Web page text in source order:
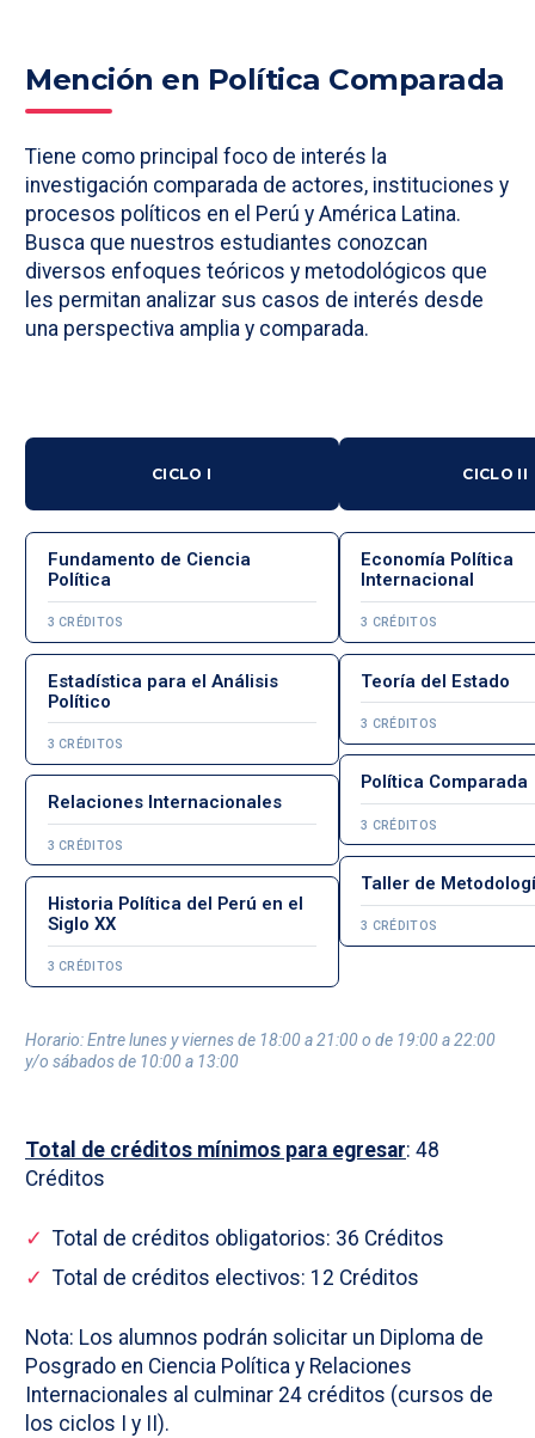
Mención en Política Comparada
Tiene como principal foco de interés la
investigación comparada de actores, instituciones y
procesos políticos en el Perú y América Latina.
Busca que nuestros estudiantes conozcan
diversos enfoques teóricos y metodológicos que
les permitan analizar sus casos de interés desde
una perspectiva amplia y comparada.
CICLO I
Fundamento de Ciencia
Política
3 CRÉDITOS
Estadística para el Análisis
Político
3 CRÉDITOS
Relaciones Internacionales
3 CRÉDITOS
Historia Política del Perú en el
Siglo XX
3 CRÉDITOS
CICLO II
Economía Política
Internacional
3 CRÉDITOS
Teoría del Estado
3 CRÉDITOS
Política Comparada
3 CRÉDITOS
Taller de
3 CRÉDITOS
Horario: Entre lunes y viernes de 18:00 a 21:00 o de 19:00 a 22:00
y/o sábados de 10:00 a 13:00
Total de créditos mínimos para egresar: 48
Créditos
Total de créditos obligatorios: 36 Créditos
Total de créditos electivos: 12 Créditos
Nota: Los alumnos podrán solicitar un Diploma de
Posgrado en Ciencia Política y Relaciones
Internacionales al culminar 24 créditos (cursos de
los ciclos I y II).